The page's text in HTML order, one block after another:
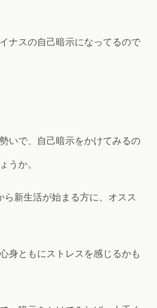
ナスの自己暗示になってるので
いで、自己暗示をかけてみるの
うか。
ら新生活が始まる方に、オスス
身ともにストレスを感じるかも